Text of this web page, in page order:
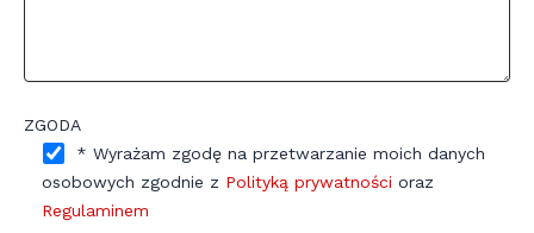
ZGODA
* Wyrażam zgodę na przetwarzanie moich danych
osobowych zgodnie z Polityką prywatności oraz
Regulaminem